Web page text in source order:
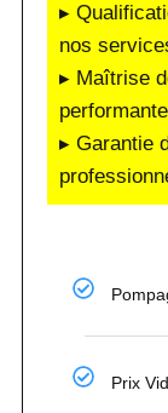
▸
nos
▸ Maîtrise
▸ Garantie
Prix